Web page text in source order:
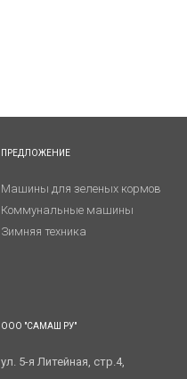
ПРЕДЛОЖЕНИЕ
Машины для зеленых кормов
Коммунальные машины
Зимняя техника
ООО "САМАШ РУ"
ул. 5-я Литейная, стр.4,